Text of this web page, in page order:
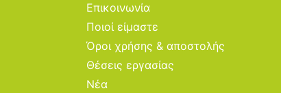
Επικοινωνία
Ποιοί είμαστε
Όροι χρήσης & αποστολής
Θέσεις εργασίας
Νέα